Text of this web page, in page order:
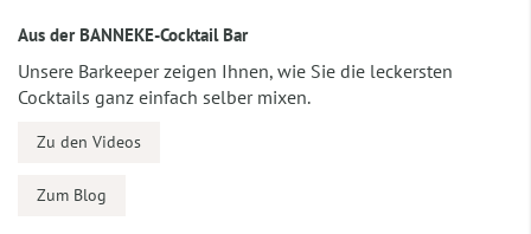
Aus der BANNEKE-Cocktail Bar
Unsere Barkeeper zeigen Ihnen, wie Sie die leckersten
Cocktails ganz einfach selber mixen.
Zu den Videos
Zum Blog